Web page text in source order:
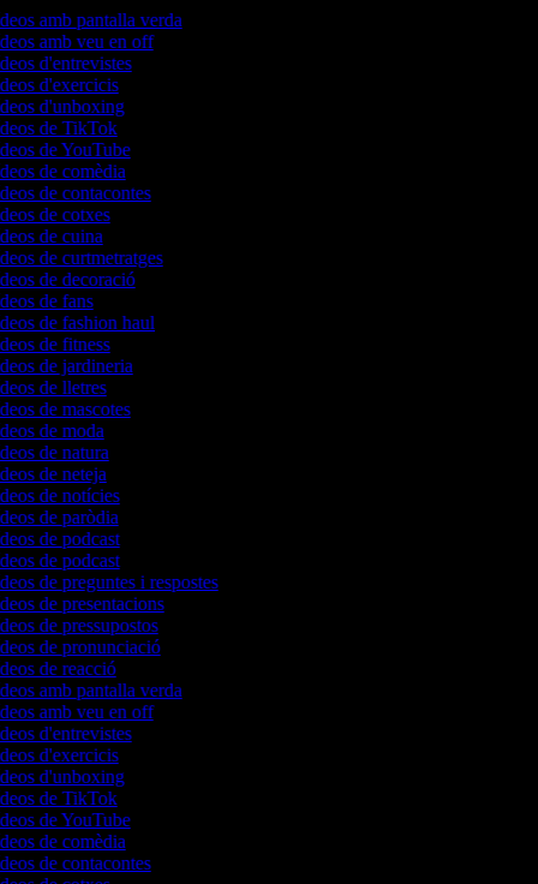
amb pantalla verda
amb veu en off
d'entrevistes
d'exercicis
d'unboxing
de TikTok
de YouTube
de comèdia
de contacontes
de cotxes
de cuina
de curtmetratges
de decoració
de fans
de fashion haul
de fitness
de jardineria
de lletres
de mascotes
de moda
de natura
de neteja
de notícies
de paròdia
de podcast
de podcast
de preguntes i respostes
de presentacions
de pressupostos
de pronunciació
de reacció
amb pantalla verda
amb veu en off
d'entrevistes
d'exercicis
d'unboxing
de TikTok
de YouTube
de comèdia
de contacontes